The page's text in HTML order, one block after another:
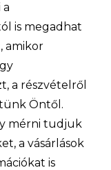
a
is megadhat
amikor
a részvételről
Öntől.
mérni tudjuk
a vásárlások
is